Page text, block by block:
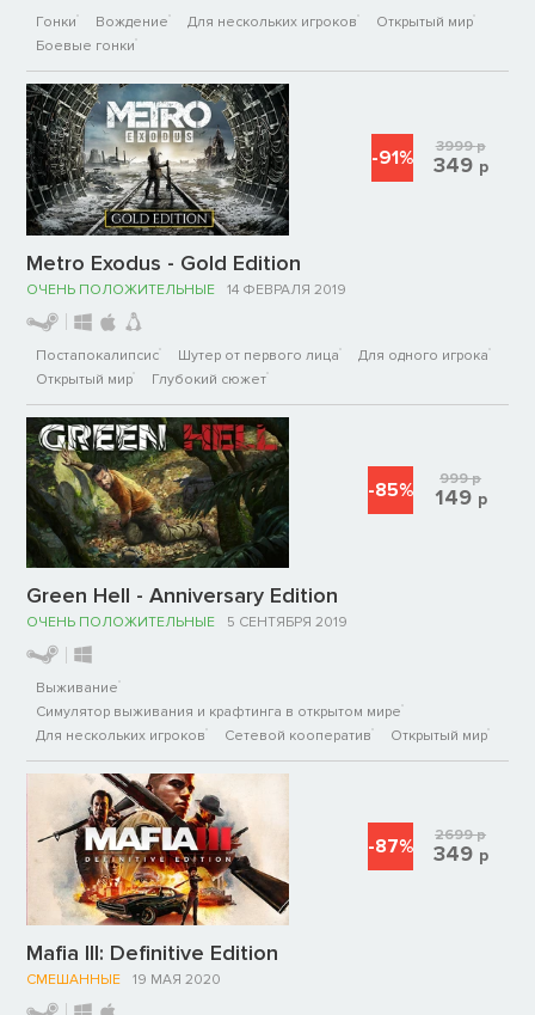
Гонки Вождение Для нескольких игроков
Открытый мир
Боевые гонки
Metro Exodus - Gold Edition
ОЧЕНЬ ПОЛОЖИТЕЛЬНЫЕ 14 ФЕВРАЛЯ 2019
Постапокалипсис Шутер от первого лица
Для одного игрока
Открытый мир
Глубокий сюжет
-91% 3999р
349 р
Green Hell - Anniversary Edition
ОЧЕНЬ ПОЛОЖИТЕЛЬНЫЕ 5 СЕНТЯБРЯ 2019
Выживание
Симулятор выживания и крафтинга в открытом мире
Для нескольких игроков
Сетевой кооператив Открытый мир
-85% 999р
149 р
Mafia III: Definitive Edition
СМЕШАННЫЕ 19 МАЯ 2020
-87% 2699р
349 р